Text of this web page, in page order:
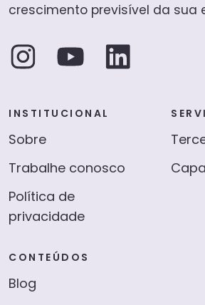
crescimento previsível da sua
INSTITUCIONAL
Sobre
Trabalhe conosco
Política de
privacidade
CONTEÚDOS
Blog